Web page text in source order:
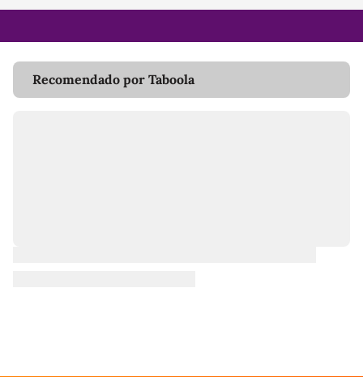
Recomendado por Taboola